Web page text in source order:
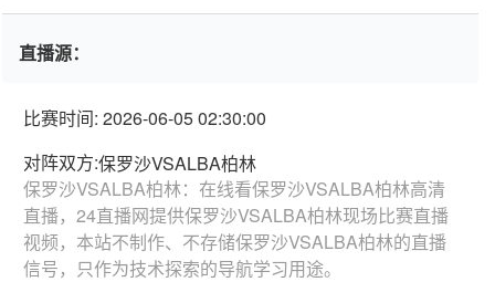
直播源：
比赛时间: 2026-06-05 02:30:00
对阵双方:保罗沙VSALBA柏林
保罗沙VSALBA柏林：在线看保罗沙VSALBA柏林高清
直播，24直播网提供保罗沙VSALBA柏林现场比赛直播
视频，本站不制作、不存储保罗沙VSALBA柏林的直播
信号，只作为技术探索的导航学习用途。